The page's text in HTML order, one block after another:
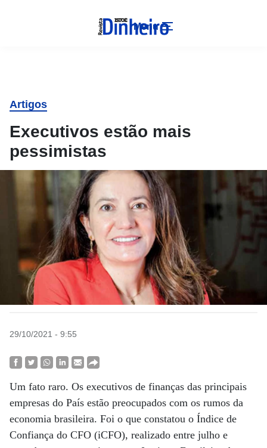
Menu
Artigos
Executivos estão mais
pessimistas
29/10/2021 - 9:55
Um fato raro. Os executivos de finanças das principais
empresas do País estão preocupados com os rumos da
economia brasileira. Foi o que constatou o Índice de
Confiança do CFO (iCFO), realizado entre julho e